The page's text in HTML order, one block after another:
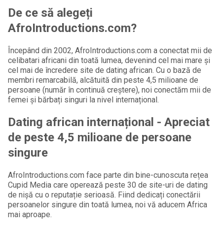
De ce să alegeți
AfroIntroductions.com?
Începând din 2002, AfroIntroductions.com a conectat mii de
celibatari africani din toată lumea, devenind cel mai mare și
cel mai de încredere site de dating african. Cu o bază de
membri remarcabilă, alcătuită din peste 4,5 milioane de
persoane (număr în continuă creștere), noi conectăm mii de
femei și bărbați singuri la nivel internațional.
Dating african internațional - Apreciat
de peste 4,5 milioane de persoane
singure
AfroIntroductions.com face parte din bine-cunoscuta rețea
Cupid Media care operează peste 30 de site-uri de dating
de nișă cu o reputație serioasă. Fiind dedicați conectării
persoanelor singure din toată lumea, noi vă aducem Africa
mai aproape.